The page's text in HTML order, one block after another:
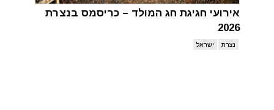
אירועי חגיגת חג המולד – כריסמס בנצרת
2026
נצרת ישראל